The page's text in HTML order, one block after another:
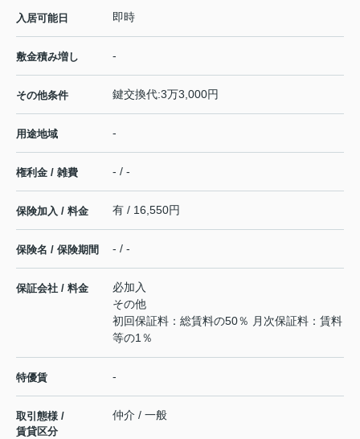
入居可能日 即時
敷金積み増し -
その他条件 鍵交換代:3万3,000円
用途地域 -
権利金 / 雑費 - / -
保険加入 / 料金 有 / 16,550円
保険名 / 保険期間 - / -
保証会社 / 料金
必加入
その他
初回保証料：総賃料の50％ 月次保証料：賃料
等の1％
特優賃 -
取引態様 /
賃貸区分
仲介 / 一般